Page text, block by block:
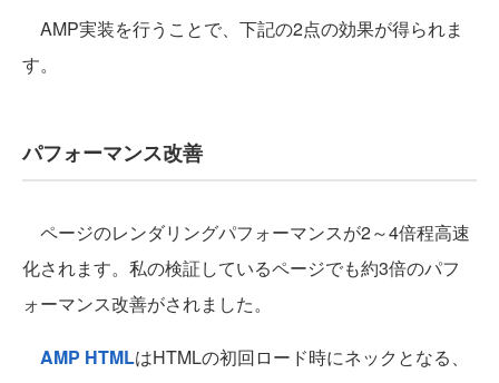
AMP実装を行うことで、下記の2点の効果が得られま
す。
パフォーマンス改善
ページのレンダリングパフォーマンスが2～4倍程高速
化されます。私の検証しているページでも約3倍のパフ
ォーマンス改善がされました。
AMP HTMLはHTMLの初回ロード時にネックとなる、